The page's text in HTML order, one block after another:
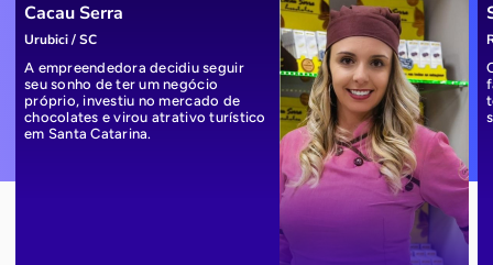
Cacau Serra
Urubici / SC
A empreendedora decidiu seguir
seu sonho de ter um negócio
próprio, investiu no mercado de
chocolates e virou atrativo turístico
em Santa Catarina.